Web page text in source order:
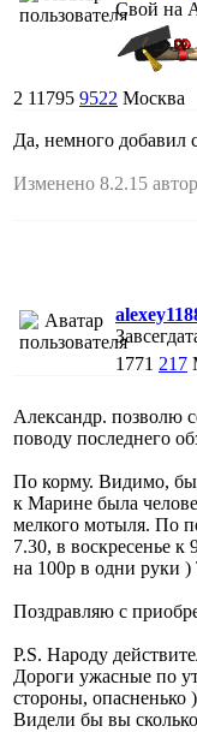
Свой на
2 11795 9522 Москва
Да, немного добавил
Изменено 8.2.15
1771 217
Александр. позволю
поводу последнего
По корму. Видимо,
к Марине была
мелкого мотыля. По
7.30, в воскресенье
на 100р в одни руки
Поздравляю с
P.S. Народу
Дороги ужасные по
стороны, опасненько )
Видели бы вы